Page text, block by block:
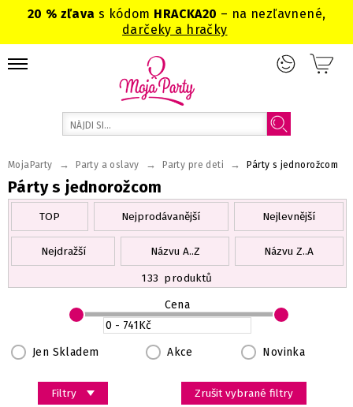
20 % zľavas kódom HRACKA20 – na nezľavnené,
darčeky a hračky
Párty s jednorožcom
MojaParty → Party a oslavy → Party pre deti → Párty s jednorožcom
TOP Nejprodávanější Nejlevnější
Nejdražší Názvu A..Z
Názvu Z..A
133 produktů
Filtry
Jen Skladem Akce Novinka
Cena
Zrušit vybrané filtry